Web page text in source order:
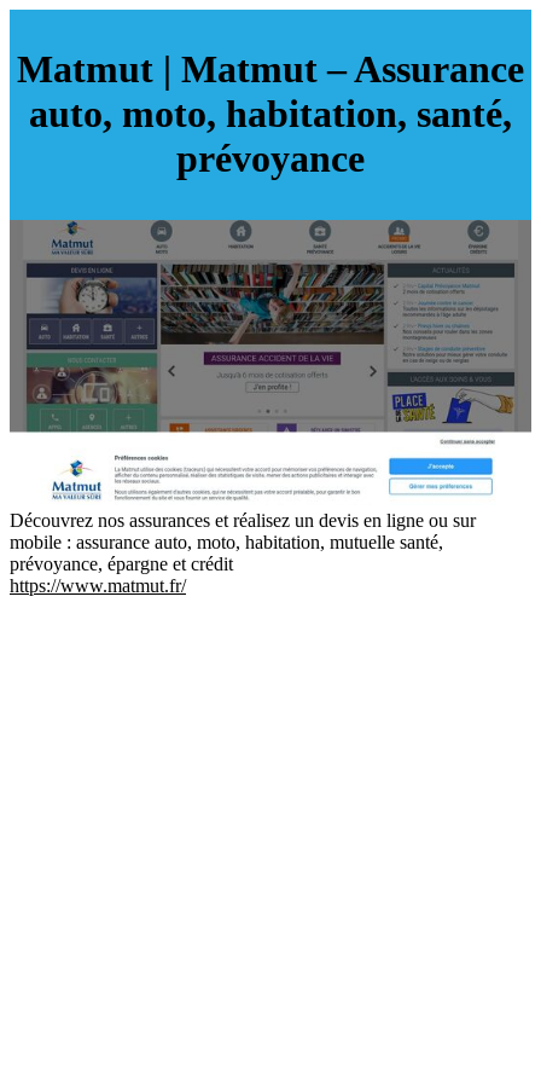
Matmut | Matmut – Assurance
auto, moto, habitation, santé,
prévoyance
Découvrez nos assurances et réalisez un devis en ligne ou sur
mobile : assurance auto, moto, habitation, mutuelle santé,
prévoyance, épargne et crédit
https://www.matmut.fr/